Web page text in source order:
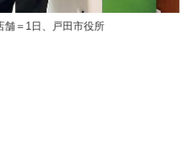
舗＝1日、戸田市役所